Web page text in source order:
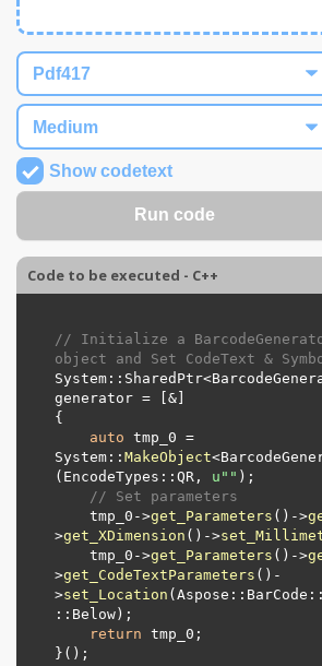
Show codetext
Code to be executed - C++
// Initialize a
object and Set CodeText &
generator = [&]
{
auto tmp_0 =
System:: MakeObject
(EncodeTypes:: QR , u" " );
// Set parameters
    tmp_0->
get_Parameters ()->
>get_XDimension ()->
    tmp_0->
get_Parameters ()->
>get_CodeTextParameters ()-
>set_Location
:: Below );
return tmp_0;
}();